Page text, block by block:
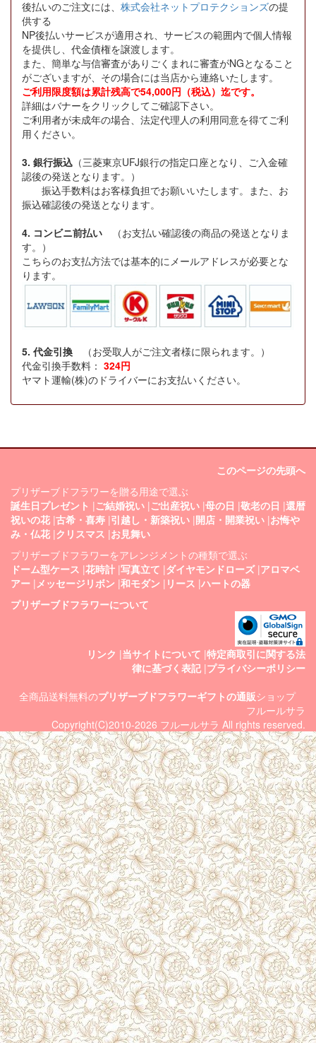
後払いのご注文には、 株式会社ネットプロテクションズの提
供する
NP後払いサービスが適用され、サービスの範囲内で個人情報
を提供し、代金債権を譲渡します。
また、簡単な与信審査がありごくまれに審査がNGとなること
がございますが、その場合には当店から連絡いたします。
ご利用限度額は累計残高で54,000円（税込）迄です。
詳細はバナーをクリックしてご確認下さい。
ご利用者が未成年の場合、法定代理人の利用同意を得てご利
用ください。
3. 銀行振込 （三菱東京UFJ銀行の指定口座となり、ご入金確
認後の発送となります。）
振込手数料はお客様負担でお願いいたします。また、お
振込確認後の発送となります。
4. コンビニ前払い （お支払い確認後の商品の発送となりま
す。）
こちらのお支払方法では基本的にメールアドレスが必要とな
ります。
5. 代金引換 （お受取人がご注文者様に限られます。）
代金引換手数料： 324円
ヤマト運輸(株)のドライバーにお支払いください。
このページの先頭へ
プリザーブドフラワーを贈る用途で選ぶ
誕生日プレゼント |ご結婚祝い |ご出産祝い |母の日 |敬老の日 |還暦
祝いの花 |古希・喜寿 |引越し・新築祝い |開店・開業祝い |お悔や
み・仏花 |クリスマス |お見舞い
プリザーブドフラワーをアレンジメントの種類で選ぶ
ドーム型ケース |花時計 |写真立て |ダイヤモンドローズ|アロマベ
アー | メッセージリボン |和モダン | リース |ハートの器
プリザーブドフラワーについて
リンク |当サイトについて |特定商取引に関する法
律に基づく表記|プライバシーポリシー
全商品送料無料のプリザーブドフラワーギフトの通販ショップ
フルールサラ
Copyright(C)2010-2026 フルールサラ All rights reserved.